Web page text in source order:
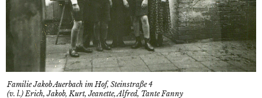
Familie Jakob Auerbach im Hof, Steinstraße 4
(v. l.) Erich, Jakob, Kurt, Jeanette, Alfred, Tante Fanny